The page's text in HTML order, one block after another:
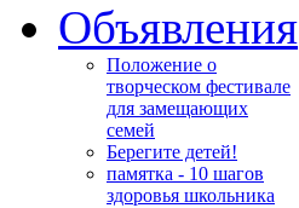
Объявления
Положение о
творческом фестивале
для замещающих
семей
Берегите детей!
памятка - 10 шагов
здоровья школьника